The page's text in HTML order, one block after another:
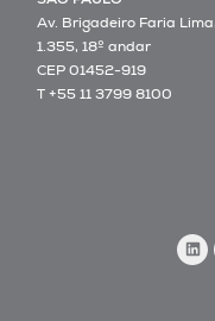
Av. Brigadeiro Faria Lima,
1.355, 18º andar
CEP 01452-919
T +55 11 3799 8100